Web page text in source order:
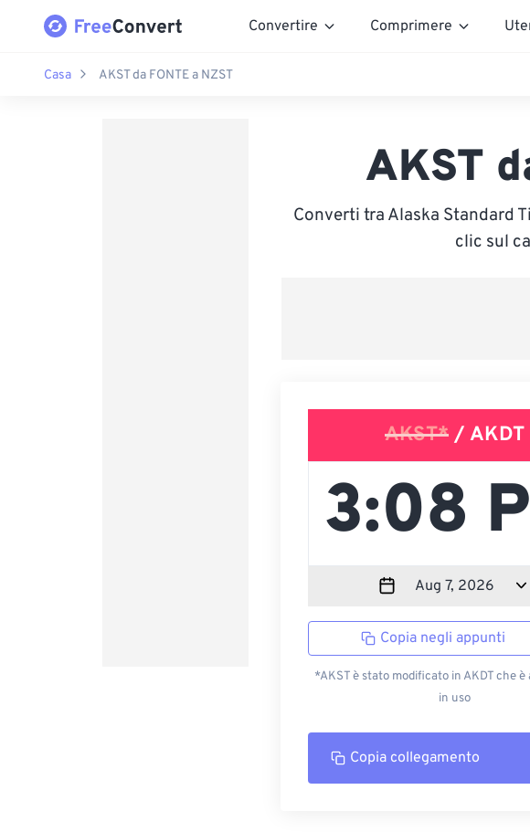
Convertire Comprimere
Casa AKST da FONTE a NZST
AKST
Converti tra Alaska Standard
clic sul
AKST*/ AKDT
Copia negli appunti
*AKST è stato modificato in AKDT che
in uso
Copia collegamento